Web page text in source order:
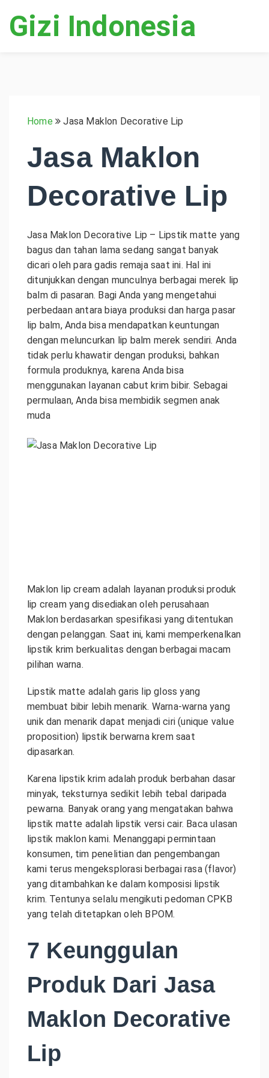
Gizi Indonesia
Home Jasa Maklon Decorative Lip
Jasa Maklon
Decorative Lip
Jasa Maklon Decorative Lip – Lipstik matte yang
bagus dan tahan lama sedang sangat banyak
dicari oleh para gadis remaja saat ini. Hal ini
ditunjukkan dengan munculnya berbagai merek lip
balm di pasaran. Bagi Anda yang mengetahui
perbedaan antara biaya produksi dan harga pasar
lip balm, Anda bisa mendapatkan keuntungan
dengan meluncurkan lip balm merek sendiri. Anda
tidak perlu khawatir dengan produksi, bahkan
formula produknya, karena Anda bisa
menggunakan layanan cabut krim bibir. Sebagai
permulaan, Anda bisa membidik segmen anak
muda
Maklon lip cream adalah layanan produksi produk
lip cream yang disediakan oleh perusahaan
Maklon berdasarkan spesifikasi yang ditentukan
dengan pelanggan. Saat ini, kami memperkenalkan
lipstik krim berkualitas dengan berbagai macam
pilihan warna.
Lipstik matte adalah garis lip gloss yang
membuat bibir lebih menarik. Warna-warna yang
unik dan menarik dapat menjadi ciri (unique value
proposition) lipstik berwarna krem ​​saat
dipasarkan.
Karena lipstik krim adalah produk berbahan dasar
minyak, teksturnya sedikit lebih tebal daripada
pewarna. Banyak orang yang mengatakan bahwa
lipstik matte adalah lipstik versi cair. Baca ulasan
lipstik maklon kami. Menanggapi permintaan
konsumen, tim penelitian dan pengembangan
kami terus mengeksplorasi berbagai rasa (flavor)
yang ditambahkan ke dalam komposisi lipstik
krim. Tentunya selalu mengikuti pedoman CPKB
yang telah ditetapkan oleh BPOM.
7 Keunggulan
Produk Dari Jasa
Maklon Decorative
Lip